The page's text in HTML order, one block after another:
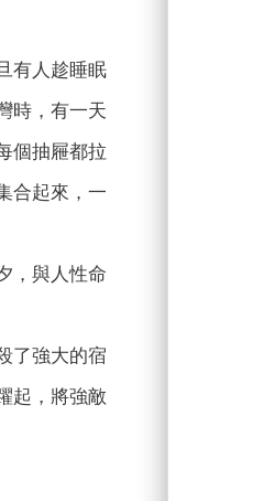
有人趁睡眠
時，有一天
個抽屜都拉
合起來，一
，與人性命
了強大的宿
起，將強敵